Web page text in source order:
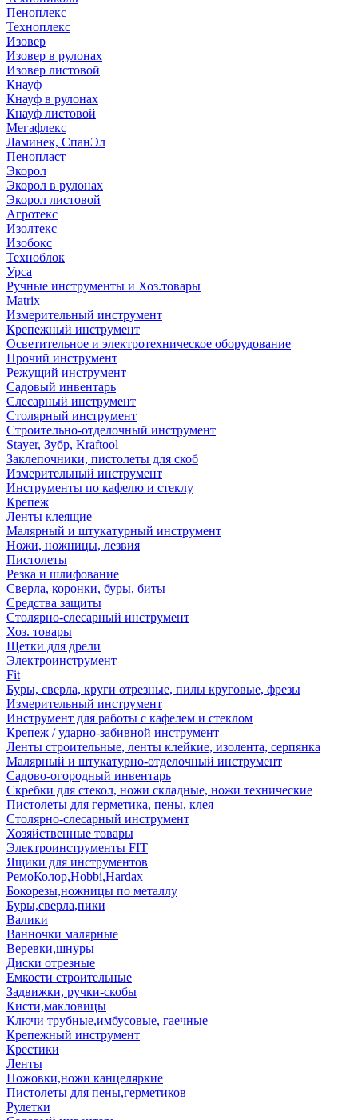
Пеноплекс
Техноплекс
Изовер
Изовер в рулонах
Изовер листовой
Кнауф
Кнауф в рулонах
Кнауф листовой
Мегафлекс
Ламинек, СпанЭл
Пенопласт
Экорол
Экорол в рулонах
Экорол листовой
Агротекс
Изолтекс
Изобокс
Техноблок
Урса
Ручные инструменты и Хоз.товары
Matrix
Измерительный инструмент
Крепежный инструмент
Осветительное и электротехническое оборудование
Прочий инструмент
Режущий инструмент
Садовый инвентарь
Слесарный инструмент
Столярный инструмент
Строительно-отделочный инструмент
Stayer, Зубр, Kraftool
Заклепочники, пистолеты для скоб
Измерительный инструмент
Инструменты по кафелю и стеклу
Крепеж
Ленты клеящие
Малярный и штукатурный инструмент
Ножи, ножницы, лезвия
Пистолеты
Резка и шлифование
Сверла, коронки, буры, биты
Средства защиты
Столярно-слесарный инструмент
Хоз. товары
Щетки для дрели
Электроинструмент
Fit
Буры, сверла, круги отрезные, пилы круговые, фрезы
Измерительный инструмент
Инструмент для работы с кафелем и стеклом
Крепеж / ударно-забивной инструмент
Ленты строительные, ленты клейкие, изолента, серпянка
Малярный и штукатурно-отделочный инструмент
Садово-огородный инвентарь
Скребки для стекол, ножи складные, ножи технические
Пистолеты для герметика, пены, клея
Столярно-слесарный инструмент
Хозяйственные товары
Электроинструменты FIT
Ящики для инструментов
РемоКолор,Hobbi,Hardax
Бокорезы,ножницы по металлу
Буры,сверла,пики
Валики
Ванночки малярные
Веревки,шнуры
Диски отрезные
Емкости строительные
Задвижки, ручки-скобы
Кисти,макловицы
Ключи трубные,имбусовые, гаечные
Крепежный инструмент
Крестики
Ленты
Ножовки,ножи канцеляркие
Пистолеты для пены,герметиков
Рулетки